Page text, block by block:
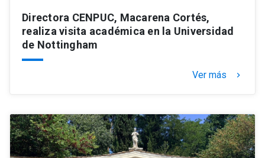
Directora CENPUC, Macarena Cortés,
realiza visita académica en la Universidad
de Nottingham
Ver más keyboard_arrow_right